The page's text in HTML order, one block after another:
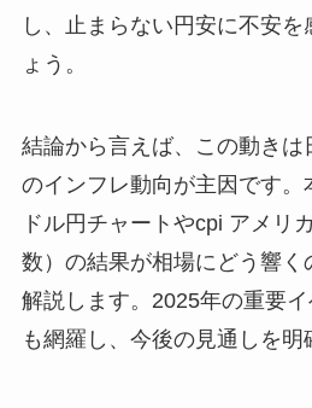
し、止まらない円安に不安を
ょう。
結論から言えば、この動きは
のインフレ動向が主因です。
ドル円チャートやcpi アメリ
数）の結果が相場にどう響く
解説します。2025年の重要
も網羅し、今後の見通しを明